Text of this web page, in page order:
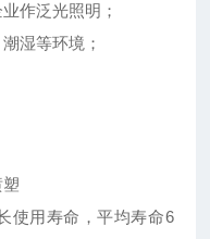
作泛光照明；
湿等环境；
使用寿命，平均寿命6